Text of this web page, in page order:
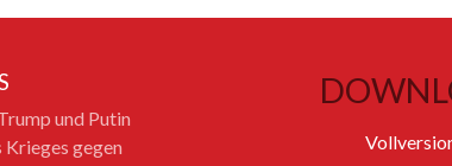
und Putin
Krieges gegen